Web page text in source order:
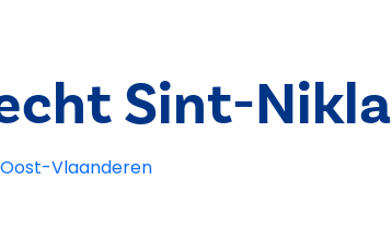
Sint-
Vlaanderen